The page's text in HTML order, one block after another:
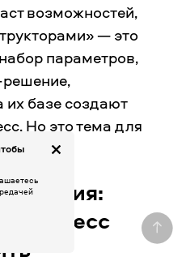
возможностей,
— это
параметров,
их базе создают
Но это тема для
процесс